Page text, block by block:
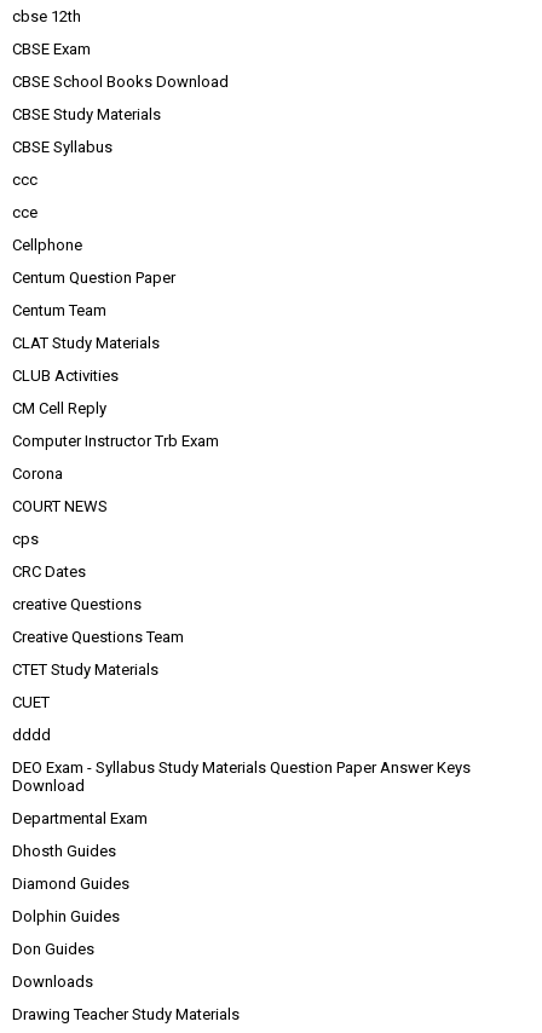
cbse 12th
CBSE Exam
CBSE School Books Download
CBSE Study Materials
CBSE Syllabus
ccc
cce
Cellphone
Centum Question Paper
Centum Team
CLAT Study Materials
CLUB Activities
CM Cell Reply
Computer Instructor Trb Exam
Corona
COURT NEWS
cps
CRC Dates
creative Questions
Creative Questions Team
CTET Study Materials
CUET
dddd
DEO Exam - Syllabus Study Materials Question Paper Answer Keys
Download
Departmental Exam
Dhosth Guides
Diamond Guides
Dolphin Guides
Don Guides
Downloads
Drawing Teacher Study Materials